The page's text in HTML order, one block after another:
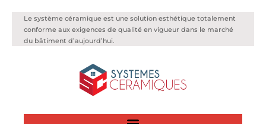
Le système céramique est une solution esthétique totalement
conforme aux exigences de qualité en vigueur dans le marché
du bâtiment d’aujourd’hui.